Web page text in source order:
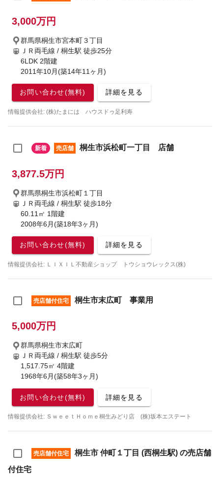
3,000万円
群馬県桐生市宮本町３丁目
ＪＲ両毛線 / 桐生駅 徒歩25分
6LDK 2階建
2011年10月(築14年11ヶ月)
お問い合わせ(無料) 詳細を見る
情報提供会社: (株)たまには ハウスドゥ足利寿
新着 売店舗 桐生市浜松町一丁目 店舗
3,877.5万円
群馬県桐生市浜松町１丁目
ＪＲ両毛線 / 桐生駅 徒歩18分
60.11㎡ 1階建
2008年6月(築18年3ヶ月)
お問い合わせ(無料) 詳細を見る
情報提供会社: ＬＩＸＩＬ不動産ショップ トウショウレックス(株)
売店舗付住宅 桐生市末広町 事業用
5,000万円
群馬県桐生市末広町
ＪＲ両毛線 / 桐生駅 徒歩5分
1,517.75㎡ 4階建
1968年6月(築58年3ヶ月)
お問い合わせ(無料) 詳細を見る
情報提供会社: ＳｗｅｅｔＨｏｍｅ桐生みどり店 (株)坂本エステート
売店舗付住宅
桐生市 仲町１丁目 (西桐生駅) の売店舗
付住宅